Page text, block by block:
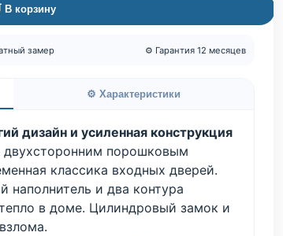
В корзину
замер ⚙️ Гарантия 12 месяцев
⚙️ Характеристики
дизайн и усиленная конструкция
двухсторонним порошковым
классика входных дверей.
наполнитель и два контура
в доме. Цилиндровый замок и